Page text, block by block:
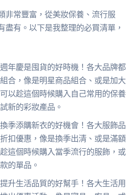
非常豐富，從美妝保養、流行服
盡有。以下是我整理的必買清單，
週年慶是囤貨的好時機！各大品牌都
合，像是明星商品組合、或是加大
以趁這個時候購入自己常用的保養
新的彩妝產品。
換季添購新衣的好機會！各大服飾品
扣優惠，像是換季出清、或是滿額
這個時候購入當季流行的服飾，或
的單品。
提升生活品質的好幫手！各大生活用